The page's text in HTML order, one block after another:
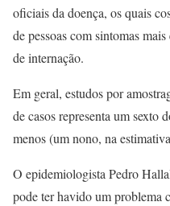
oficiais da doença, os quais
de pessoas com sintomas
de internação.
Em geral, estudos por
de casos representa um sexto
menos (um nono, na
O epidemiologista Pedro
pode ter havido um problema